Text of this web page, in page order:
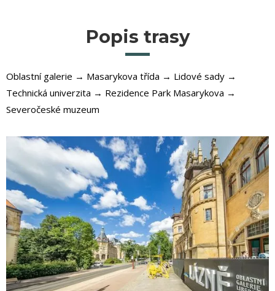
Popis trasy
Oblastní galerie → Masarykova třída → Lidové sady →
Technická univerzita → Rezidence Park Masarykova →
Severočeské muzeum